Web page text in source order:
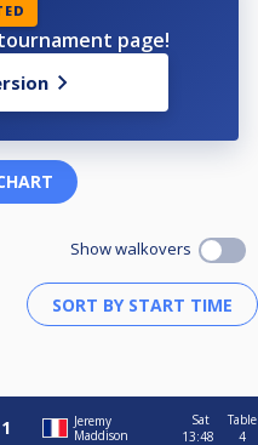
page!
Show walkovers
Jeremy
Maddison
Sat
13:48
Table
4